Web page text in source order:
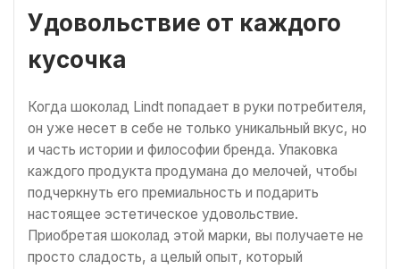
Удовольствие от каждого
кусочка
Когда шоколад Lindt попадает в руки потребителя,
он уже несет в себе не только уникальный вкус, но
и часть истории и философии бренда. Упаковка
каждого продукта продумана до мелочей, чтобы
подчеркнуть его премиальность и подарить
настоящее эстетическое удовольствие.
Приобретая шоколад этой марки, вы получаете не
просто сладость, а целый опыт, который